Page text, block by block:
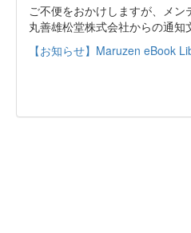
ご不便をおかけしますが、メン
丸善雄松堂株式会社からの通知
【お知らせ】Maruzen eBook